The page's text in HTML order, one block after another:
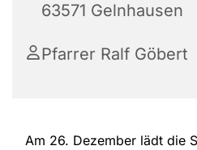
63571 Gelnhausen
Pfarrer Ralf Göbert
Am 26. Dezember lädt die